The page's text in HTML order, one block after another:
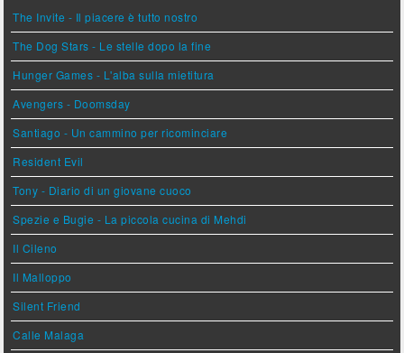
The Invite - Il piacere è tutto nostro
The Dog Stars - Le stelle dopo la fine
Hunger Games - L'alba sulla mietitura
Avengers - Doomsday
Santiago - Un cammino per ricominciare
Resident Evil
Tony - Diario di un giovane cuoco
Spezie e Bugie - La piccola cucina di Mehdi
Il Cileno
Il Malloppo
Silent Friend
Calle Malaga